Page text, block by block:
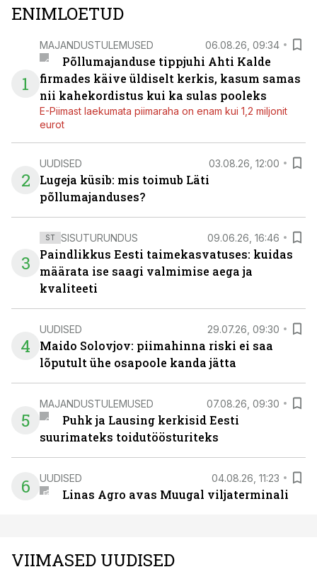
ENIMLOETUD
1
MAJANDUSTULEMUSED 06.08.26, 09:34
Põllumajanduse tippjuhi Ahti Kalde
firmades käive üldiselt kerkis, kasum samas
nii kahekordistus kui ka sulas pooleks
E-Piimast laekumata piimaraha on enam kui 1,2 miljonit
eurot
2
UUDISED 03.08.26, 12:00
Lugeja küsib: mis toimub Läti
põllumajanduses?
3
ST SISUTURUNDUS 09.06.26, 16:46
Paindlikkus Eesti taimekasvatuses: kuidas
määrata ise saagi valmimise aega ja
kvaliteeti
4
UUDISED 29.07.26, 09:30
Maido Solovjov: piimahinna riski ei saa
lõputult ühe osapoole kanda jätta
5
MAJANDUSTULEMUSED 07.08.26, 09:30
Puhk ja Lausing kerkisid Eesti
suurimateks toidutöösturiteks
6 UUDISED 04.08.26, 11:23
Linas Agro avas Muugal viljaterminali
VIIMASED UUDISED